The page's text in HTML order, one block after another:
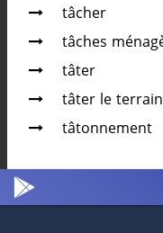
tâcher
tâches
tâter
tâter le terrain
tâtonnement